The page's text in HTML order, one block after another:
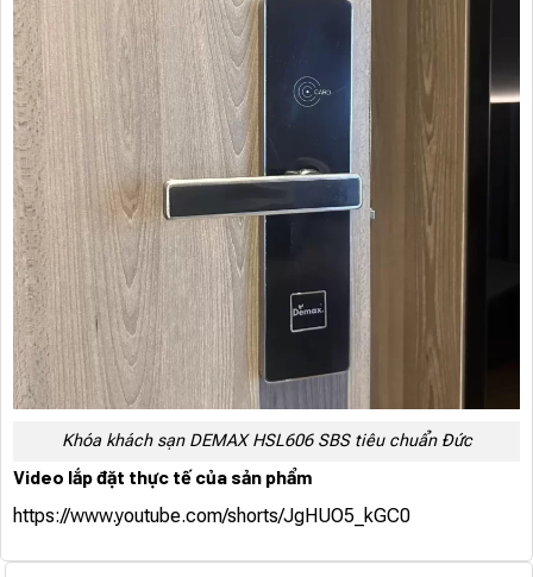
Khóa khách sạn DEMAX HSL606 SBS tiêu chuẩn Đức
Video lắp đặt thực tế của sản phẩm
https://www.youtube.com/shorts/JgHUO5_kGC0